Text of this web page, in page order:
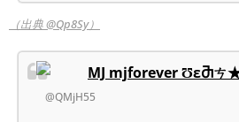
（出典 @Qp8Sy）
MJ mjforever ƱԑႫㄘ
@QMjH55